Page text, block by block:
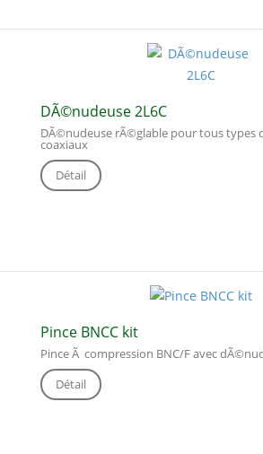
DÃ©nudeuse 2L6C
DÃ©nudeuse rÃ©glable pour tous types
coaxiaux
Détail
Pince BNCC kit
Pince Ã compression BNC/F avec
Détail